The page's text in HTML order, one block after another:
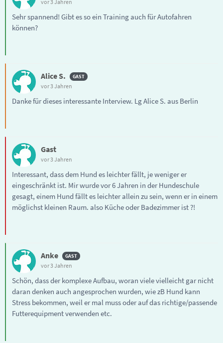
vor 3 Jahren
Sehr spannend! Gibt es so ein Training auch für Autofahren
können?
Alice S.
vor 3 Jahren
Danke für dieses interessante Interview. Lg Alice S. aus Berlin
Gast
vor 3 Jahren
Interessant, dass dem Hund es leichter fällt, je weniger er
eingeschränkt ist. Mir wurde vor 6 Jahren in der Hundeschule
gesagt, einem Hund fällt es leichter allein zu sein, wenn er in einem
möglichst kleinen Raum. also Küche oder Badezimmer ist ?!
Anke
vor 3 Jahren
Schön, dass der komplexe Aufbau, woran viele vielleicht gar nicht
daran denken auch angesprochen wurden, wie zB Hund kann
Stress bekommen, weil er mal muss oder auf das richtige/passende
Futterequipment verwenden etc.